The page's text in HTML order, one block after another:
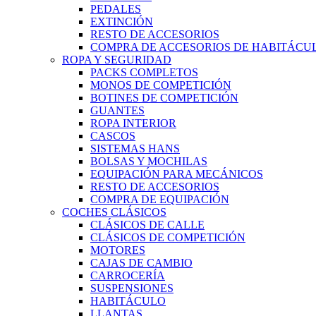
PEDALES
EXTINCIÓN
RESTO DE ACCESORIOS
COMPRA DE ACCESORIOS DE
ROPA Y SEGURIDAD
PACKS COMPLETOS
MONOS DE COMPETICIÓN
BOTINES DE COMPETICIÓN
GUANTES
ROPA INTERIOR
CASCOS
SISTEMAS HANS
BOLSAS Y MOCHILAS
EQUIPACIÓN PARA MECÁNICOS
RESTO DE ACCESORIOS
COMPRA DE EQUIPACIÓN
COCHES CLÁSICOS
CLÁSICOS DE CALLE
CLÁSICOS DE COMPETICIÓN
MOTORES
CAJAS DE CAMBIO
CARROCERÍA
SUSPENSIONES
HABITÁCULO
LLANTAS